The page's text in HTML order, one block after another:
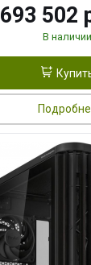
693 502
В наличии